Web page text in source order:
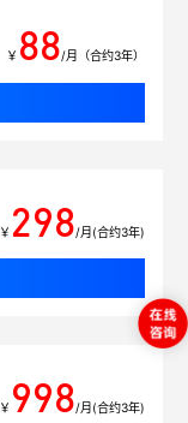
￥ 88/月（合约3年）
￥ 298/月(合约3年)
￥ 998/月(合约3年)